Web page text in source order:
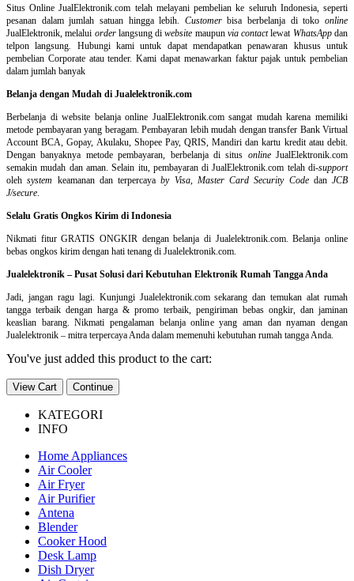
Situs Online JualElektronik.com telah melayani pembelian ke seluruh Indonesia, seperti
pesanan dalam jumlah satuan hingga lebih. Customerbisa berbelanja di tokoonline
JualElektronik, melalui orderlangsung diwebsite maupun via contactlewat WhatsAppdan
telpon langsung. Hubungi kami untuk dapat mendapatkan penawaran khusus untuk
pembelian Corporate atau tender. Kami dapat menawarkan faktur pajak untuk pembelian
dalam jumlah banyak
Belanja dengan Mudah di Jualelektronik.com
Berbelanja diwebsite belanja online JualElektronik.com sangat mudah karena memiliki
metode pembayaran yang beragam. Pembayaran lebih mudah dengan transfer Bank Virtual
Account BCA, Gopay, Akulaku, Shopee Pay, QRIS, Mandiri dan kartu kredit atau debit.
Dengan banyaknya metode pembayaran, berbelanja di situs onlineJualElektronik.com
semakin mudah dan aman. Selain itu, pembayaran di JualElektronik.com telah di-support
olehsystem keamanan dan terpercayaby Visa, Master Card Security Codedan JCB
J/secure.
Selalu Gratis Ongkos Kirim di Indonesia
Nikmati fitur GRATIS ONGKIR dengan belanja di Jualelektronik.com. Belanja online
bebas ongkos kirim dengan hati tenang di Jualelektronik.com.
Jualelektronik – Pusat Solusi dari Kebutuhan Elektronik Rumah Tangga Anda
Jadi, jangan ragu lagi. Kunjungi Jualelektronik.com sekarang dan temukan alat rumah
tangga terbaik dengan harga & promo terbaik, pengiriman bebas ongkir, dan jaminan
keaslian barang. Nikmati pengalaman belanja online yang aman dan nyaman dengan
Jualelektronik – mitra terpercaya Anda dalam memenuhi kebutuhan rumah tangga Anda.
You've just added this product to the cart:
View Cart Continue
KATEGORI
INFO
Home Appliances
Air Cooler
Air Fryer
Air Purifier
Antena
Blender
Cooker Hood
Desk Lamp
Dish Dryer